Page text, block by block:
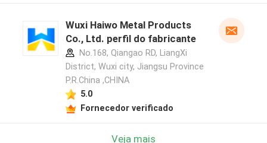
Wuxi Haiwo Metal Products
Co., Ltd. perfil do fabricante
No.168, Qiangao RD, LiangXi
District, Wuxi city, Jiangsu Province
P.R.China ,CHINA
5.0
Fornecedor verificado
Veja mais